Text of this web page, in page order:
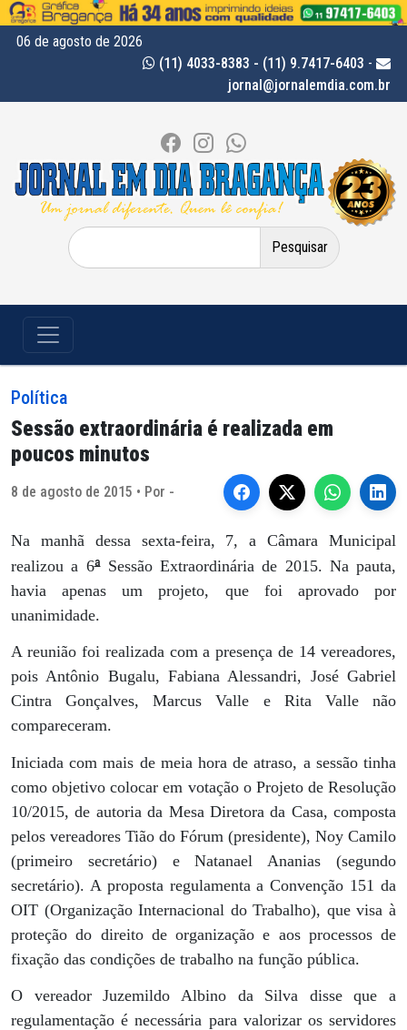
06 de agosto de 2026
(11) 4033-8383 - (11) 9.7417-6403 -
jornal@jornalemdia.com.br
Pesquisar
por:
Política
Sessão extraordinária é realizada em
poucos minutos
8 de agosto de 2015 • Por -
Na manhã dessa sexta-feira, 7, a Câmara Municipal
realizou a 6ªSessão Extraordinária de 2015. Na pauta,
havia apenas um projeto, que foi aprovado por
unanimidade.
A reunião foi realizada com a presença de 14 vereadores,
pois Antônio Bugalu, Fabiana Alessandri, José Gabriel
Cintra Gonçalves, Marcus Valle e Rita Valle não
compareceram.
Iniciada com mais de meia hora de atraso, a sessão tinha
como objetivo colocar em votação o Projeto de Resolução
10/2015, de autoria da Mesa Diretora da Casa, composta
pelos vereadores Tião do Fórum (presidente), Noy Camilo
(primeiro secretário) e Natanael Ananias (segundo
secretário). A proposta regulamenta a Convenção 151 da
OIT (Organização Internacional do Trabalho), que visa à
proteção do direito de organização e aos processos de
fixação das condições de trabalho na função pública.
O vereador Juzemildo Albino da Silva disse que a
regulamentação é necessária para valorizar os servidores